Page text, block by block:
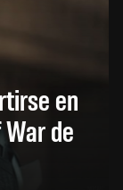
en
de